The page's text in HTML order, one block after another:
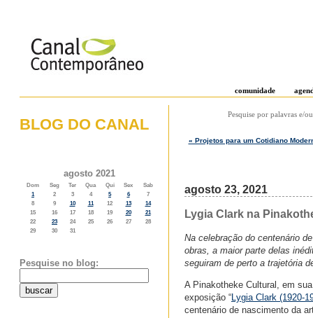
comunidade
BLOG DO CANAL
agosto 2021
Dom Seg Ter Qua Qui Sex
Sab
1
2 3 4 5 6
7
8
9 10 11 12 13
14
15
16 17 18 19 20
21
22
23 24 25 26 27
28
29
30 31
Pesquise no blog:
Pesquise por palavras e/
« Projetos para um Cotidiano
agosto 23, 2021
Lygia Clark na
Na celebração do centenário
obras, a maior parte delas
seguiram de perto a trajetória
A Pinakotheke Cultural, em
exposição “Lygia Clark (1920-
centenário de nascimento da